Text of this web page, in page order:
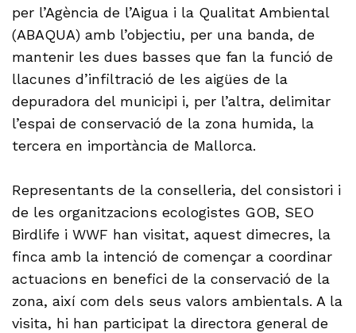
per l’Agència de l’Aigua i la Qualitat Ambiental
(ABAQUA) amb l’objectiu, per una banda, de
mantenir les dues basses que fan la funció de
llacunes d’infiltració de les aigües de la
depuradora del municipi i, per l’altra, delimitar
l’espai de conservació de la zona humida, la
tercera en importància de Mallorca.
Representants de la conselleria, del consistori i
de les organitzacions ecologistes GOB, SEO
Birdlife i WWF han visitat, aquest dimecres, la
finca amb la intenció de començar a coordinar
actuacions en benefici de la conservació de la
zona, així com dels seus valors ambientals. A la
visita, hi han participat la directora general de